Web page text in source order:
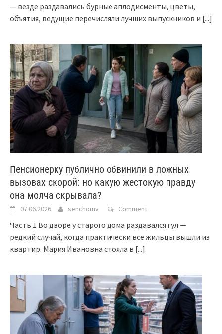
— везде раздавались бурные аплодисменты, цветы,
объятия, ведущие перечисляли лучших выпускников и [...]
Пенсионерку публично обвинили в ложных
вызовах скорой: но какую жестокую правду
она молча скрывала?
07.06.2026 senchomv Comment
Часть 1 Во дворе у старого дома раздавался гул —
редкий случай, когда практически все жильцы вышли из
квартир. Мария Ивановна стояла в [...]